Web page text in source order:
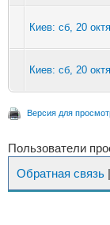
Киев: сб, 20
Киев: сб, 20
Версия для
Пользователи
Обратная связь |